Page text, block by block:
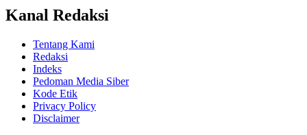
Kanal Redaksi
Tentang Kami
Redaksi
Indeks
Pedoman Media Siber
Kode Etik
Privacy Policy
Disclaimer